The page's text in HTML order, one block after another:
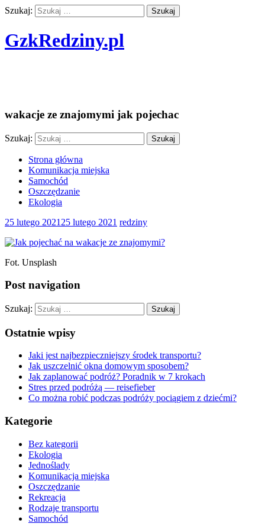
Szukaj:
GzkRedziny.pl
wakacje ze znajomymi jak pojechac
Szukaj:
Strona główna
Komunikacja miejska
Samochód
Oszczędzanie
Ekologia
25 lutego 2021 25 lutego 2021 redziny
Fot. Unsplash
Post navigation
Szukaj:
Ostatnie wpisy
Jaki jest najbezpieczniejszy środek transportu?
Jak uszczelnić okna domowym sposobem?
Jak zaplanować podróż? Poradnik w 7 krokach
Stres przed podróżą — reisefieber
Co można robić podczas podróży pociągiem z dziećmi?
Kategorie
Bez kategorii
Ekologia
Jednoślady
Komunikacja miejska
Oszczędzanie
Rekreacja
Rodzaje transportu
Samochód